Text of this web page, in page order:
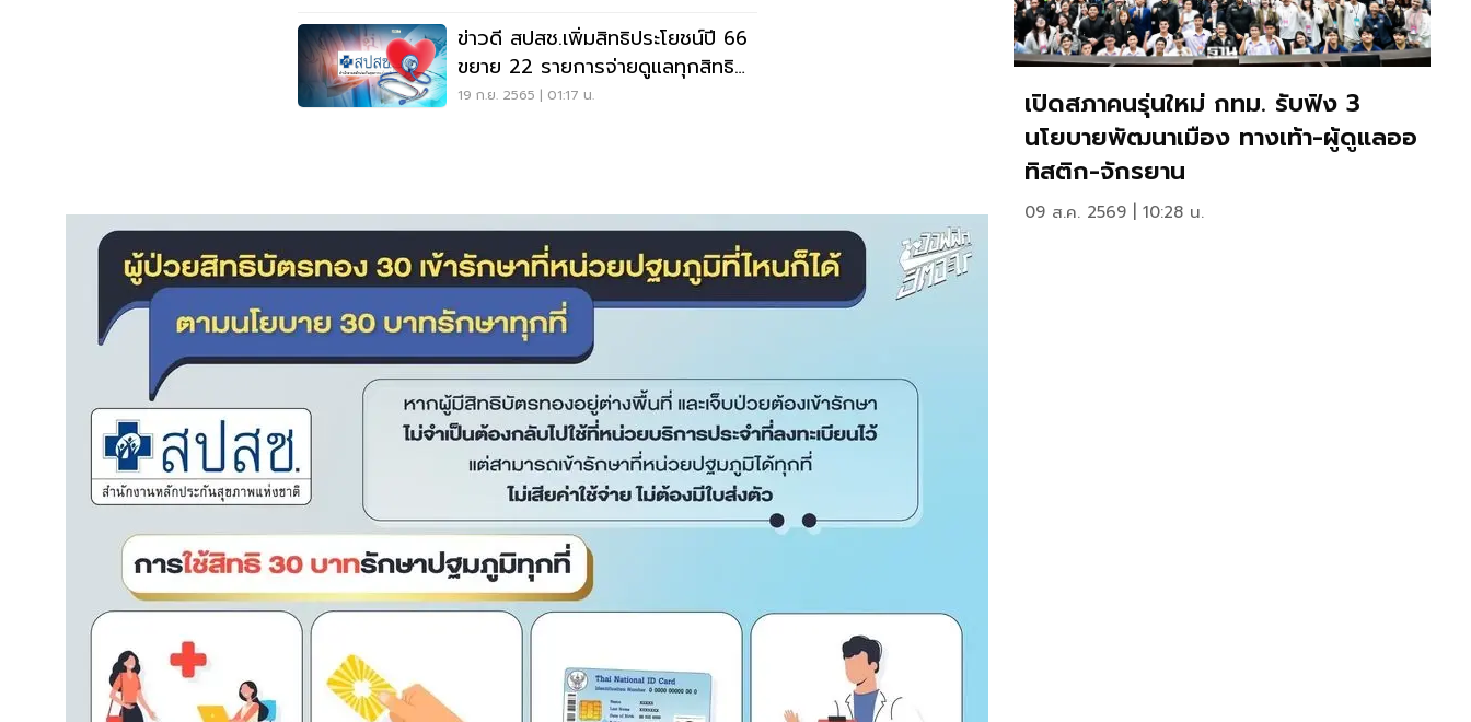
ข่าวดี สปสช.เพิ่มสิทธิประโยชน์ปี 66
ขยาย 22 รายการจ่ายดูแลทุกสิทธิ
การรักษา
19 ก.ย. 2565 | 01:17 น.
เปิดสภาคนรุ่นใหม่ กทม. รับฟัง 3
นโยบายพัฒนาเมือง ทางเท้า-ผู้ดูแลออ
ทิสติก-จักรยาน
09 ส.ค. 2569 | 10:28 น.